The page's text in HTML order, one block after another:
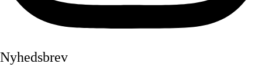
Nyhedsbrev